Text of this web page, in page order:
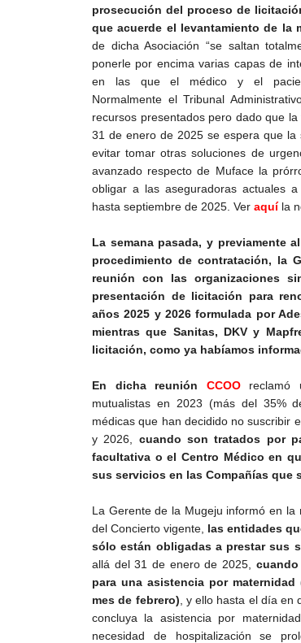
prosecución del proceso de
que acuerde el levantamiento de la
de dicha Asociación “se saltan
ponerle por encima varias capas de
en las que el médico y el
Normalmente el Tribunal
recursos presentados pero dado que
31 de enero de 2025 se espera que
evitar tomar otras soluciones de
avanzado respecto de Muface la
obligar a las aseguradoras actuales
hasta septiembre de 2025. Ver aquíla
La semana pasada, y previamente
procedimiento de contratación, la
reunión con las organizaciones
presentación de licitación para
años 2025 y 2026 formulada por
mientras que Sanitas, DKV y
licitación, como ya habíamos
En dicha reunión CCOOreclamó
mutualistas en 2023 (más del 35%
médicas que han decidido no suscribir
y 2026, cuando son tratados por
facultativa o el Centro Médico en
sus servicios en las Compañías que
La Gerente de la Mugeju informó en
del Concierto vigente, las entidades
sólo están obligadas a prestar sus
allá del 31 de enero de 2025,
para una asistencia por
mes de febrero) , y ello hasta el día
concluya la asistencia por
necesidad de hospitalización se